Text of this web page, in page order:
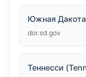
Южная
dor.sd.gov
Теннесси